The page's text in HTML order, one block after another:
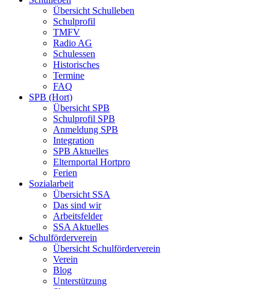
Übersicht Schulleben
Schulprofil
TMFV
Radio AG
Schulessen
Historisches
Termine
FAQ
SPB (Hort)
Übersicht SPB
Schulprofil SPB
Anmeldung SPB
Integration
SPB Aktuelles
Elternportal Hortpro
Ferien
Sozialarbeit
Übersicht SSA
Das sind wir
Arbeitsfelder
SSA Aktuelles
Schulförderverein
Übersicht Schulförderverein
Verein
Blog
Unterstützung